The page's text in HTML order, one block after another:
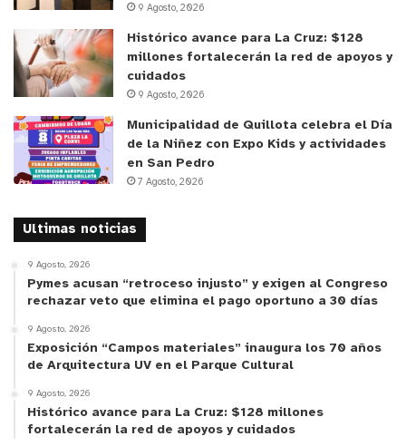
9 Agosto, 2026
Histórico avance para La Cruz: $128
millones fortalecerán la red de apoyos y
cuidados
9 Agosto, 2026
Municipalidad de Quillota celebra el Día
de la Niñez con Expo Kids y actividades
en San Pedro
7 Agosto, 2026
Ultimas noticias
9 Agosto, 2026
Pymes acusan “retroceso injusto” y exigen al Congreso
rechazar veto que elimina el pago oportuno a 30 días
9 Agosto, 2026
Exposición “Campos materiales” inaugura los 70 años
de Arquitectura UV en el Parque Cultural
9 Agosto, 2026
Histórico avance para La Cruz: $128 millones
fortalecerán la red de apoyos y cuidados